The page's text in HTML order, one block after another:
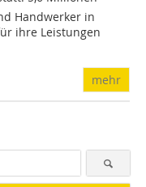
Handwerker in
ihre Leistungen
mehr